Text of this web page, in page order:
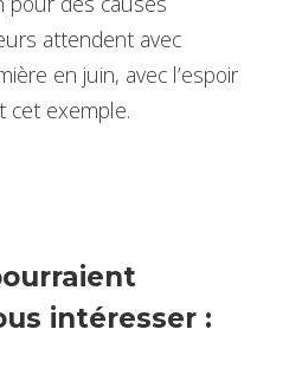
attendent avec
en juin, avec l’espoir
cet exemple.
intéresser :